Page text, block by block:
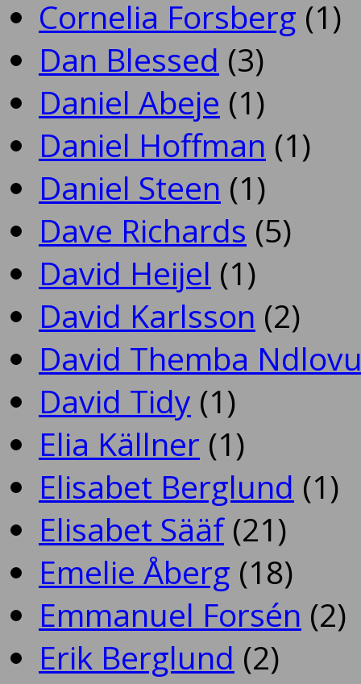
Cornelia Forsberg (1)
Dan Blessed (3)
Daniel Abeje (1)
Daniel Hoffman (1)
Daniel Steen (1)
Dave Richards (5)
David Heijel (1)
David Karlsson (2)
David Themba
David Tidy (1)
Elia Källner (1)
Elisabet Berglund (1)
Elisabet Sääf(21)
Emelie Åberg (18)
Emmanuel Forsén (2)
Erik Berglund (2)